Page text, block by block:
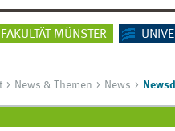
MÜNSTER
News & Themen News